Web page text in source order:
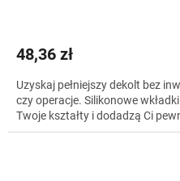
48,36 zł
Uzyskaj pełniejszy dekolt bez
czy operacje. Silikonowe
Twoje kształty i dodadzą Ci